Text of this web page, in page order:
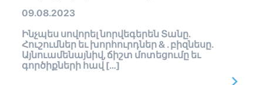
09.08.2023
Ինչպես սովորել նորվեգերեն Տանը.
Հուշումներ եւ խորհուրդներ & . բիզնեսը.
Այնուամենայնիվ, ճիշտ մոտեցումը եւ
գործիքների հավ […]